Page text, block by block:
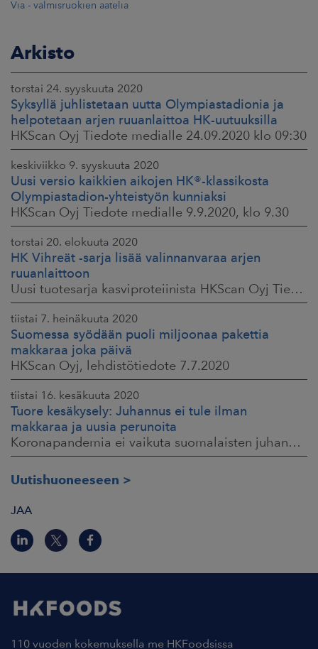
Via - valmisruokien aatelia
Arkisto
torstai 24. syyskuuta 2020
Syksyllä juhlistetaan uutta Olympiastadionia ja
helpotetaan arjen ruuanlaittoa HK-uutuuksilla
HKScan Oyj Tiedote medialle 24.09.2020 klo 09:30
keskiviikko 9. syyskuuta 2020
Uusi versio kaikkien aikojen HK®-klassikosta
Olympiastadion-yhteistyön kunniaksi
HKScan Oyj Tiedote medialle 9.9.2020, klo 9.30
torstai 20. elokuuta 2020
HK Vihreät -sarja lisää valinnanvaraa arjen
ruuanlaittoon
Uusi tuotesarja kasviproteiinista HKScan Oyj Tiedote medialle 20.8.2020, klo 10.00
tiistai 7. heinäkuuta 2020
Suomessa syödään puoli miljoonaa pakettia
makkaraa joka päivä
HKScan Oyj, lehdistötiedote 7.7.2020
tiistai 16. kesäkuuta 2020
Tuore kesäkysely: Juhannus ei tule ilman
makkaraa ja uusia perunoita
Koronapandemia ei vaikuta suomalaisten juhannusherkutteluun HKScan Oyj Tiedote medialle 16.6.2020 klo 9:30
Uutishuoneeseen
JAA
110 vuoden kokemuksella me HKFoodsissa